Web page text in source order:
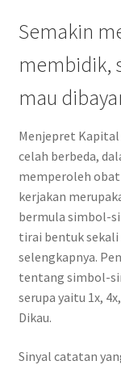
Semakin
membidik,
mau
Menjepret Kapital
celah berbeda,
memperoleh
kerjakan
bermula simbol-
tirai bentuk
selengkapnya.
tentang simbol-
serupa yaitu 1x,
Dikau.
Sinyal catatan